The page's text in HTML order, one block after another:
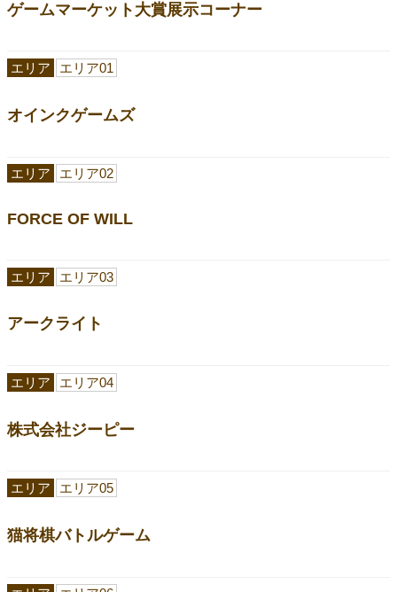
ゲームマーケット大賞展示コーナー
オインクゲームズ
エリア エリア01
FORCE OF WILL
エリア エリア02
アークライト
エリア エリア03
株式会社ジーピー
エリア エリア04
猫将棋バトルゲーム
エリア エリア05